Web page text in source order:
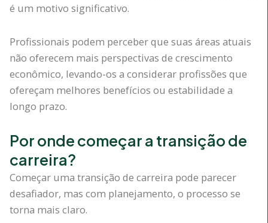
é um motivo significativo.
Profissionais podem perceber que suas áreas atuais
não oferecem mais perspectivas de crescimento
econômico, levando-os a considerar profissões que
ofereçam melhores benefícios ou estabilidade a
longo prazo.
Por onde começar a transição de
carreira?
Começar uma transição de carreira pode parecer
desafiador, mas com planejamento, o processo se
torna mais claro.